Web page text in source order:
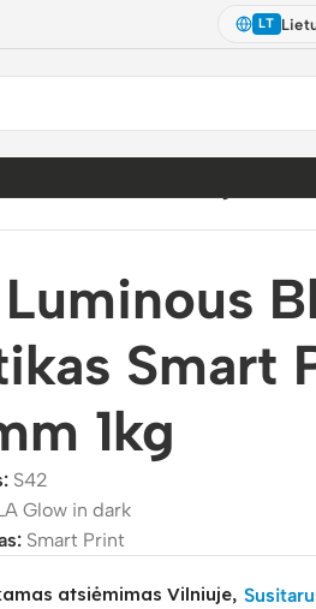
LT
Smart Print 1.75mm 1kg
Smart
1kg
S42
Glow in dark
Smart Print
atsiėmimas Vilniuje,